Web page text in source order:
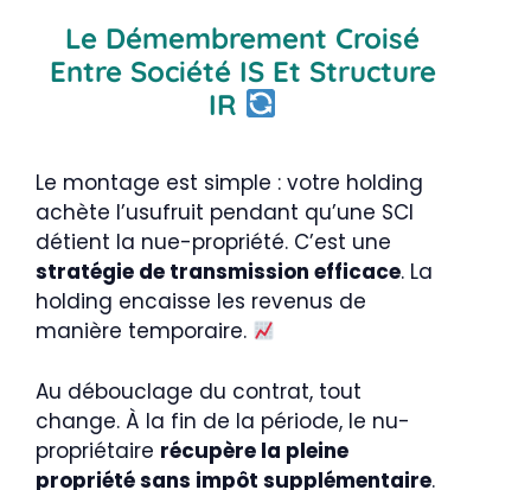
Le Démembrement Croisé
Entre Société IS Et Structure
IR
Le montage est simple : votre holding
achète l’usufruit pendant qu’une SCI
détient la nue-propriété. C’est une
stratégie de transmission efficace. La
holding encaisse les revenus de
manière temporaire.
Au débouclage du contrat, tout
change. À la fin de la période, le nu-
propriétaire récupère la pleine
propriété sans impôt supplémentaire.